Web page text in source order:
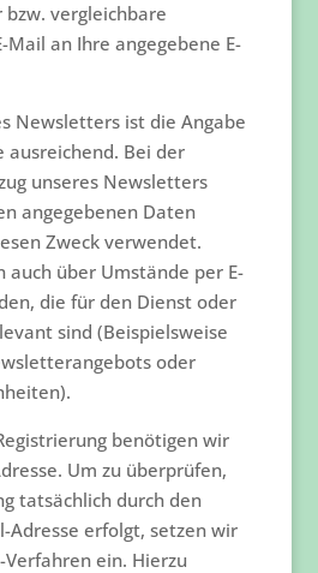
vergleichbare
an Ihre angegebene E-
Newsletters ist die Angabe
ausreichend. Bei der
unseres Newsletters
angegebenen Daten
Zweck verwendet.
auch über Umstände per E-
die für den Dienst oder
sind (Beispielsweise
oder
benötigen wir
Um zu überprüfen,
tatsächlich durch den
Adresse erfolgt, setzen wir
Verfahren ein. Hierzu